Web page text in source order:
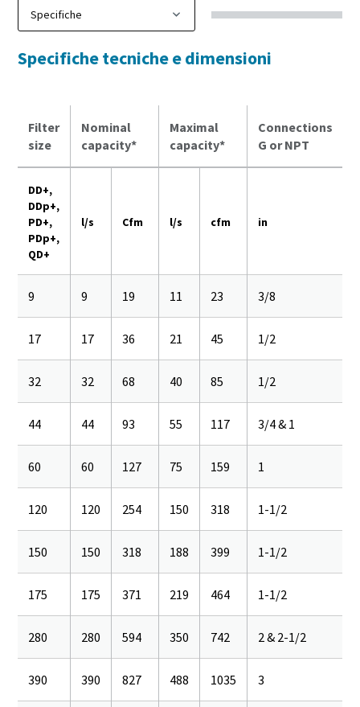
Specifiche tecniche e dimensioni
Filter
size
Nominal
capacity*
Maximal
capacity*
Connections
G or NPT
DD+,
DDp+,
PD+,
PDp+,
QD+
l/s Cfm l/s cfm in
9 9 19 11 23 3/8
17 17 36 21 45 1/2
32 32 68 40 85 1/2
44 44 93 55 117 3/4 & 1
60 60 127 75 159 1
120 120 254 150 318 1-1/2
150 150 318 188 399 1-1/2
175 175 371 219 464 1-1/2
280 280 594 350 742 2 & 2-1/2
390 390 827 488 1035 3